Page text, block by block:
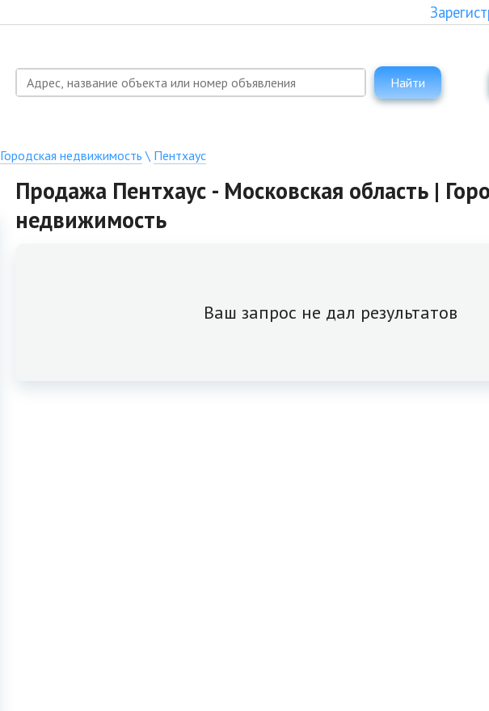
Найти
Городская недвижимость \ Пентхаус
Продажа Пентхаус - Московская область |
недвижимость
Ваш запрос не дал результатов